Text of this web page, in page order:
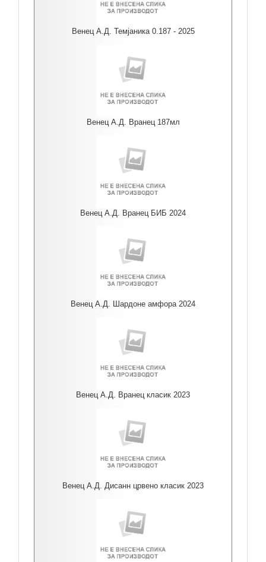
Венец А.Д. Темјаника 0.187 - 2025
Венец А.Д. Вранец 187мл
Венец А.Д. Вранец БИБ 2024
Венец А.Д. Шардоне амфора 2024
Венец А.Д. Вранец класик 2023
Венец А.Д. Дисанн црвено класик 2023